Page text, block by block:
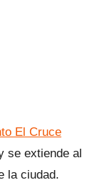
El Cruce
se extiende al
la ciudad.